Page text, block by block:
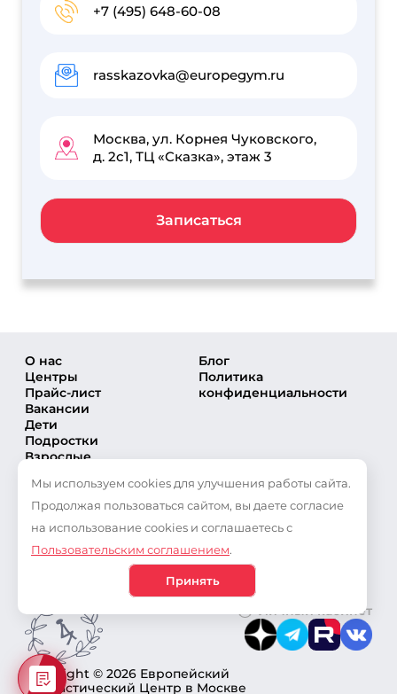
+7 (495) 648-60-08
rasskazovka@europegym.ru
Москва, ул. Корнея Чуковского,
д. 2с1, ТЦ «Сказка», этаж 3
Записаться
О нас
Центры
Прайс-лист
Вакансии
Дети
Подростки
Взрослые
Секции
Тренеры
Частые вопросы
Новости
Блог
Политика
конфиденциальности
Личный кабинет
Copyright © 2026 Европейский
Гимнастический Центр в Москве
Мы используем cookies для улучшения работы сайта.
Продолжая пользоваться сайтом, вы даете согласие
на использование cookies и соглашаетесь с
Пользовательским соглашением.
Принять